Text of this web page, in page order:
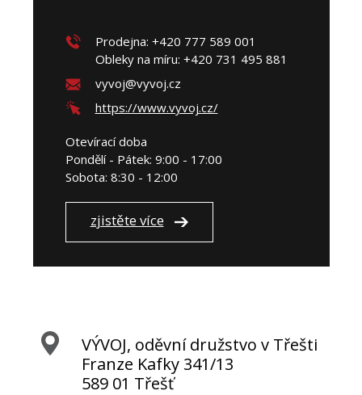
Prodejna: +420 777 589 001
Obleky na míru: +420 731 495 881
vyvoj@vyvoj.cz
https://www.vyvoj.cz/
Otevírací doba
Pondělí - Pátek: 9:00 - 17:00
Sobota: 8:30 - 12:00
zjistěte více
VÝVOJ, oděvní družstvo v Třešti
Franze Kafky 341/13
589 01 Třešť